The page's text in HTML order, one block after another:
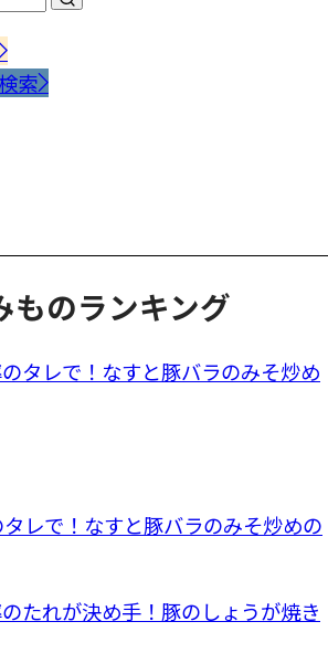
索
ものランキング
レで！なすと豚バラのみそ炒めの